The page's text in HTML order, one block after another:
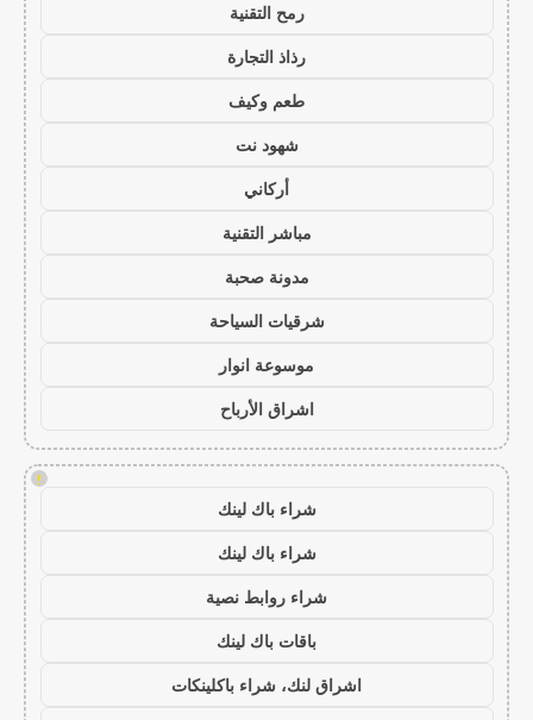
رمح التقنية
رذاذ التجارة
طعم وكيف
شهود نت
أركاني
مباشر التقنية
مدونة صحبة
شرقيات السياحة
موسوعة انوار
اشراق الأرباح
!
شراء باك لينك
شراء باك لينك
شراء روابط نصية
باقات باك لينك
اشراق لنك، شراء باكلينكات